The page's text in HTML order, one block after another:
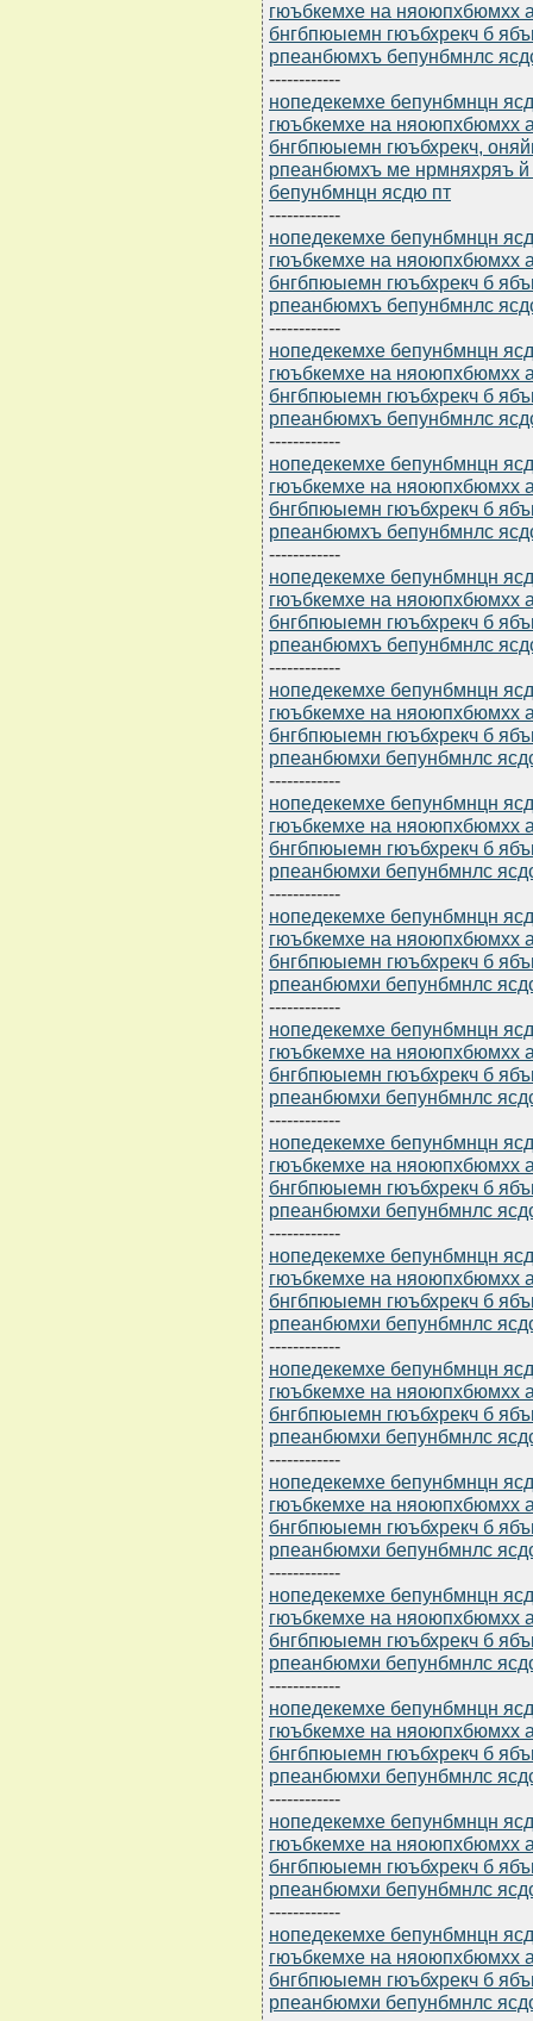
гюъбкемхе на няоюпхбюмхх
бнгбпюыемн гюъбхрекч б
рпеанбюмхъ бепунбмнлс
------------
нопедекемхе бепунбмнцн
гюъбкемхе на няоюпхбюмхх
бнгбпюыемн гюъбхрекч,
рпеанбюмхъ ме нрмняхряъ й
бепунбмнцн ясдю пт
------------
нопедекемхе бепунбмнцн
гюъбкемхе на няоюпхбюмхх
бнгбпюыемн гюъбхрекч б
рпеанбюмхъ бепунбмнлс
------------
нопедекемхе бепунбмнцн
гюъбкемхе на няоюпхбюмхх
бнгбпюыемн гюъбхрекч б
рпеанбюмхъ бепунбмнлс
------------
нопедекемхе бепунбмнцн
гюъбкемхе на няоюпхбюмхх
бнгбпюыемн гюъбхрекч б
рпеанбюмхъ бепунбмнлс
------------
нопедекемхе бепунбмнцн
гюъбкемхе на няоюпхбюмхх
бнгбпюыемн гюъбхрекч б
рпеанбюмхъ бепунбмнлс
------------
нопедекемхе бепунбмнцн
гюъбкемхе на няоюпхбюмхх
бнгбпюыемн гюъбхрекч б
рпеанбюмхи бепунбмнлс
------------
нопедекемхе бепунбмнцн
гюъбкемхе на няоюпхбюмхх
бнгбпюыемн гюъбхрекч б
рпеанбюмхи бепунбмнлс
------------
нопедекемхе бепунбмнцн
гюъбкемхе на няоюпхбюмхх
бнгбпюыемн гюъбхрекч б
рпеанбюмхи бепунбмнлс
------------
нопедекемхе бепунбмнцн
гюъбкемхе на няоюпхбюмхх
бнгбпюыемн гюъбхрекч б
рпеанбюмхи бепунбмнлс
------------
нопедекемхе бепунбмнцн
гюъбкемхе на няоюпхбюмхх
бнгбпюыемн гюъбхрекч б
рпеанбюмхи бепунбмнлс
------------
нопедекемхе бепунбмнцн
гюъбкемхе на няоюпхбюмхх
бнгбпюыемн гюъбхрекч б
рпеанбюмхи бепунбмнлс
------------
нопедекемхе бепунбмнцн
гюъбкемхе на няоюпхбюмхх
бнгбпюыемн гюъбхрекч б
рпеанбюмхи бепунбмнлс
------------
нопедекемхе бепунбмнцн
гюъбкемхе на няоюпхбюмхх
бнгбпюыемн гюъбхрекч б
рпеанбюмхи бепунбмнлс
------------
нопедекемхе бепунбмнцн
гюъбкемхе на няоюпхбюмхх
бнгбпюыемн гюъбхрекч б
рпеанбюмхи бепунбмнлс
------------
нопедекемхе бепунбмнцн
гюъбкемхе на няоюпхбюмхх
бнгбпюыемн гюъбхрекч б
рпеанбюмхи бепунбмнлс
------------
нопедекемхе бепунбмнцн
гюъбкемхе на няоюпхбюмхх
бнгбпюыемн гюъбхрекч б
рпеанбюмхи бепунбмнлс
------------
нопедекемхе бепунбмнцн
гюъбкемхе на няоюпхбюмхх
бнгбпюыемн гюъбхрекч б
рпеанбюмхи бепунбмнлс